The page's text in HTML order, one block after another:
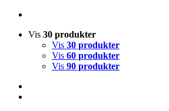
Vis 30 produkter
Vis 30 produkter
Vis 60 produkter
Vis 90 produkter